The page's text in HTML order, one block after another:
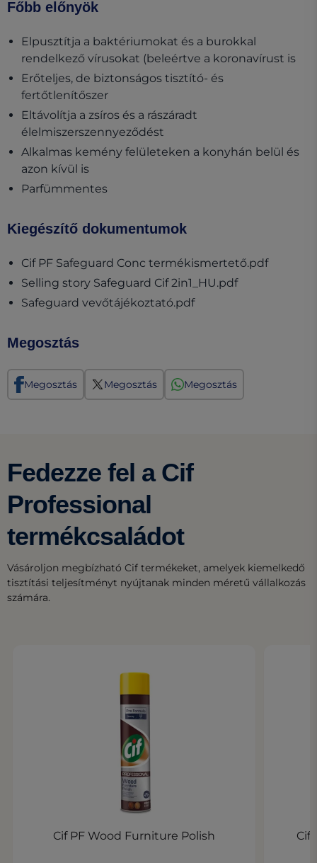
Főbb előnyök
Elpusztítja a baktériumokat és a burokkal
rendelkező vírusokat (beleértve a koronavírust is
Erőteljes, de biztonságos tisztító- és
fertőtlenítőszer
Eltávolítja a zsíros és a rászáradt
élelmiszerszennyeződést
Alkalmas kemény felületeken a konyhán belül és
azon kívül is
Parfümmentes
Kiegészítő dokumentumok
Cif PF Safeguard Conc termékismertető.pdf(opens
Selling story Safeguard Cif 2in1_HU.pdf(opens in a
Safeguard vevőtájékoztató.pdf(opens in a new tab)
Megosztás
Megosztás Megosztás Megosztás
Fedezze fel a Cif
Professional
termékcsaládot
Vásároljon megbízható Cif termékeket, amelyek kiemelkedő
tisztítási teljesítményt nyújtanak minden méretű vállalkozás
számára.
Cif PF Wood Furniture Polish Cif